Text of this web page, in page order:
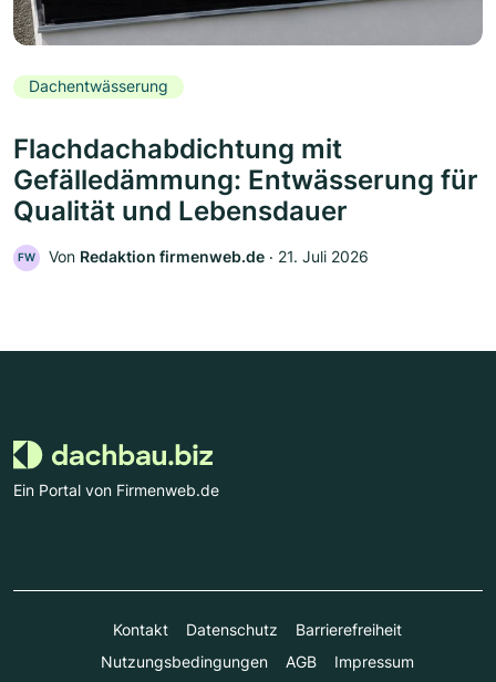
Dachentwässerung
Flachdachabdichtung mit
Gefälledämmung: Entwässerung für
Qualität und Lebensdauer
FW Von Redaktion firmenweb.de ‧ 21. Juli 2026
Ein Portal von Firmenweb.de
Kontakt Datenschutz
Barrierefreiheit
Nutzungsbedingungen
AGB Impressum